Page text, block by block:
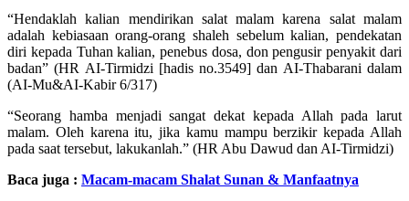
“Hendaklah kalian mendirikan salat malam karena salat malam
adalah kebiasaan orang-orang shaleh sebelum kalian, pendekatan
diri kepada Tuhan kalian, penebus dosa, don pengusir penyakit dari
badan” (HR AI-Tirmidzi [hadis no.3549] dan AI-Thabarani dalam
(AI-Mu&AI-Kabir 6/317)
“Seorang hamba menjadi sangat dekat kepada Allah pada larut
malam. Oleh karena itu, jika kamu mampu berzikir kepada Allah
pada saat tersebut, lakukanlah.” (HR Abu Dawud dan AI-Tirmidzi)
Baca juga : Macam-macam Shalat Sunan & Manfaatnya